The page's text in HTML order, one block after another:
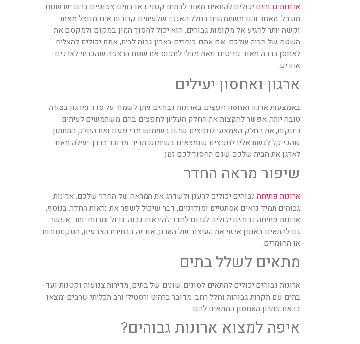
ארונות גבוהים יכולים להתאים מאוד לבתים קטנים או בתים צפופים בהם יש שטח
מוגבל. מאחר והם משתמשים בחלל האנכי, שלעיתים קרובות אינו מנוצל מאחר
וקשה יותר להגיע אל מקומות גבוהים, הוא יכול לחסוך המון במקום ולמקסם את
השטח של הבית שלכם. אם אתם בוחרים בארון גבוה לבית, אתם יכולים להצליח
לאחסן הרבה מאוד פריטים וזאת מבלי לתפוס את שטח הרצפה שהכרחי לצרכים
אחרים.
ארגון ואחסון יעילים
באמצעות ארגון ואחסון חפצים בארונות גבוהים ניתן לשמור על סדר וארגון בצורה
טובה יותר. אפשר להקצות את החלק העליון לחפצים בהם משתמשים לעיתים
רחוקות, את החלק האמצעי לחפצים שהם בשימוש מדי פעם ואת החלק התחתון
שהכי קל לגשת אליו לחפצים שנמצאים בשימוש תדיר. מדובר בדרך יעילה מאוד
לארגן את הבית שלכם שגם תחסוך לכם זמן.
שיפור מראה החדר
ארונות פתיחה גבוהים יכולים לרענן ולשדרג את המראה של החדר שלכם. ארונות
גבוהים תמיד נראים אסתטיים ומודרניים, דבר שיכול לשפר את נראות החדר. בנוסף,
ארונות פתיחה גבוהים יכולים לגרום לחדר להיראות גבוה, גדול ומרווח יותר. אפשר
גם להתאים באופן אישי את העיצוב של הארון, אם זה בבחירת הצבעים, הטקסטורות
או החומרים.
מתאים לשלל בתים
ארונות גבוהים יכולים להתאים לסוגים שונים של בתים, מדירות צנועות וקטנות ועד
בתים עם תקרות גבוהות וחלל רחב. מדובר ברהיט ורסטילי ורב תכליתי שרבים ימצאו
בו את פתרון האחסון המתאים להם.
איפה למצוא ארונות גבוהים?